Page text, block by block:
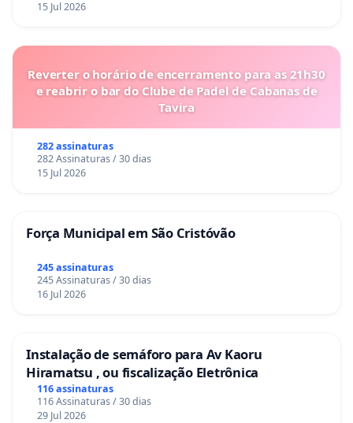
15 Jul 2026
Reverter o horário de encerramento para as 21h30
e reabrir o bar do Clube de Padel de Cabanas de
Tavira
282 assinaturas
282 Assinaturas / 30 dias
15 Jul 2026
Força Municipal em São Cristóvão
245 assinaturas
245 Assinaturas / 30 dias
16 Jul 2026
Instalação de semáforo para Av Kaoru
Hiramatsu , ou fiscalização Eletrônica
116 assinaturas
116 Assinaturas / 30 dias
29 Jul 2026